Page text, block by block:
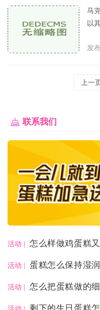
马
以
有
发
上一
联系我们
活动 | 怎么样做鸡蛋糕
活动 | 蛋糕怎么保持湿
活动 | 怎么把蛋糕做的